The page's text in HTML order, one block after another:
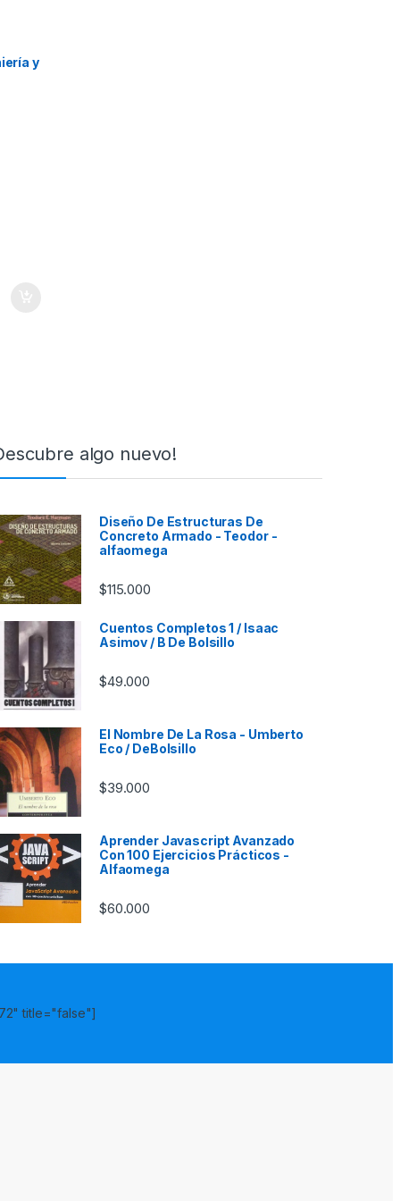
,
y
algo nuevo!
Diseño De Estructuras De
Concreto Armado - Teodor -
alfaomega
$115.000
Cuentos Completos 1 / Isaac
Asimov / B De Bolsillo
$49.000
El Nombre De La Rosa - Umberto
Eco / DeBolsillo
$39.000
Aprender Javascript Avanzado
Con 100 Ejercicios Prácticos -
Alfaomega
$60.000
title="false"]